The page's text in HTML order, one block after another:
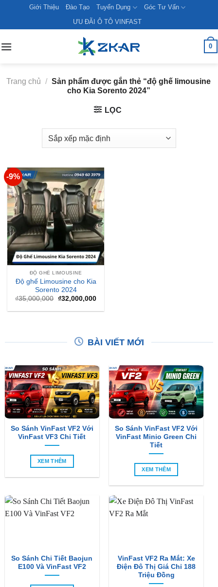
content
Giới Thiệu Đào Tạo Tuyển Dụng
Góc Tư Vấn
ƯU ĐÃI Ô TÔ VINFAST
0
Trang chủ / Sản phẩm được gắn thẻ “độ ghế limousine
cho Kia Sorento 2024”
LỌC
-9%
ĐỘ GHẾ LIMOUSINE
Độ ghế Limousine cho Kia
Sorento 2024
₫35,000,000 Giá
là:
₫32,000,000Giá
tại
BÀI VIẾT MỚI
So Sánh VinFast VF2 Với
VinFast VF3 Chi Tiết
XEM THÊM
So Sánh VinFast VF2 Với
VinFast Minio Green Chi
Tiết
XEM THÊM
So Sánh Chi Tiết Baojun
E100 Và VinFast VF2
VinFast VF2 Ra Mắt: Xe
Điện Đô Thị Giá Chỉ 188
Triệu Đồng